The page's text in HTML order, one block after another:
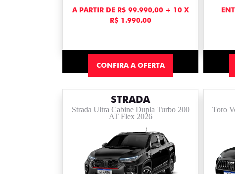
A PARTIR DE R$ 99.990,00 + 10 X
R$ 1.990,00
CONFIRA A OFERTA
STRADA
Strada Ultra Cabine Dupla Turbo 200
AT Flex 2026
Toro